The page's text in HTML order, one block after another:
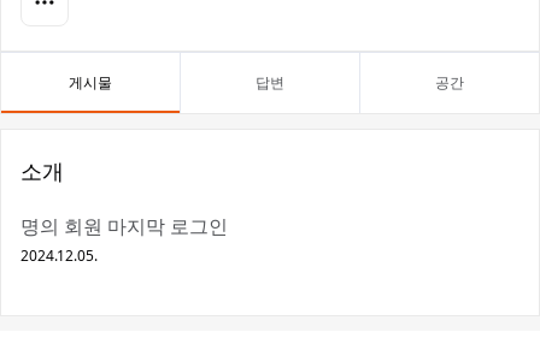
게시물 답변 공간
소개
명의 회원 마지막 로그인
2024.12.05.